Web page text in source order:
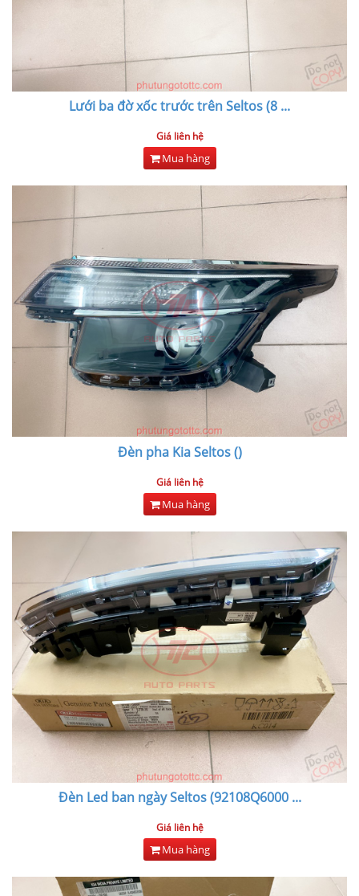
Lưới ba đờ xốc trước trên Seltos (8 ...
Giá liên hệ
Mua hàng
Đèn pha Kia Seltos ()
Giá liên hệ
Mua hàng
Đèn Led ban ngày Seltos (92108Q6000...
Giá liên hệ
Mua hàng